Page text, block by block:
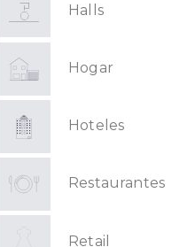
Halls
Hogar
Hoteles
Restaurantes
Retail